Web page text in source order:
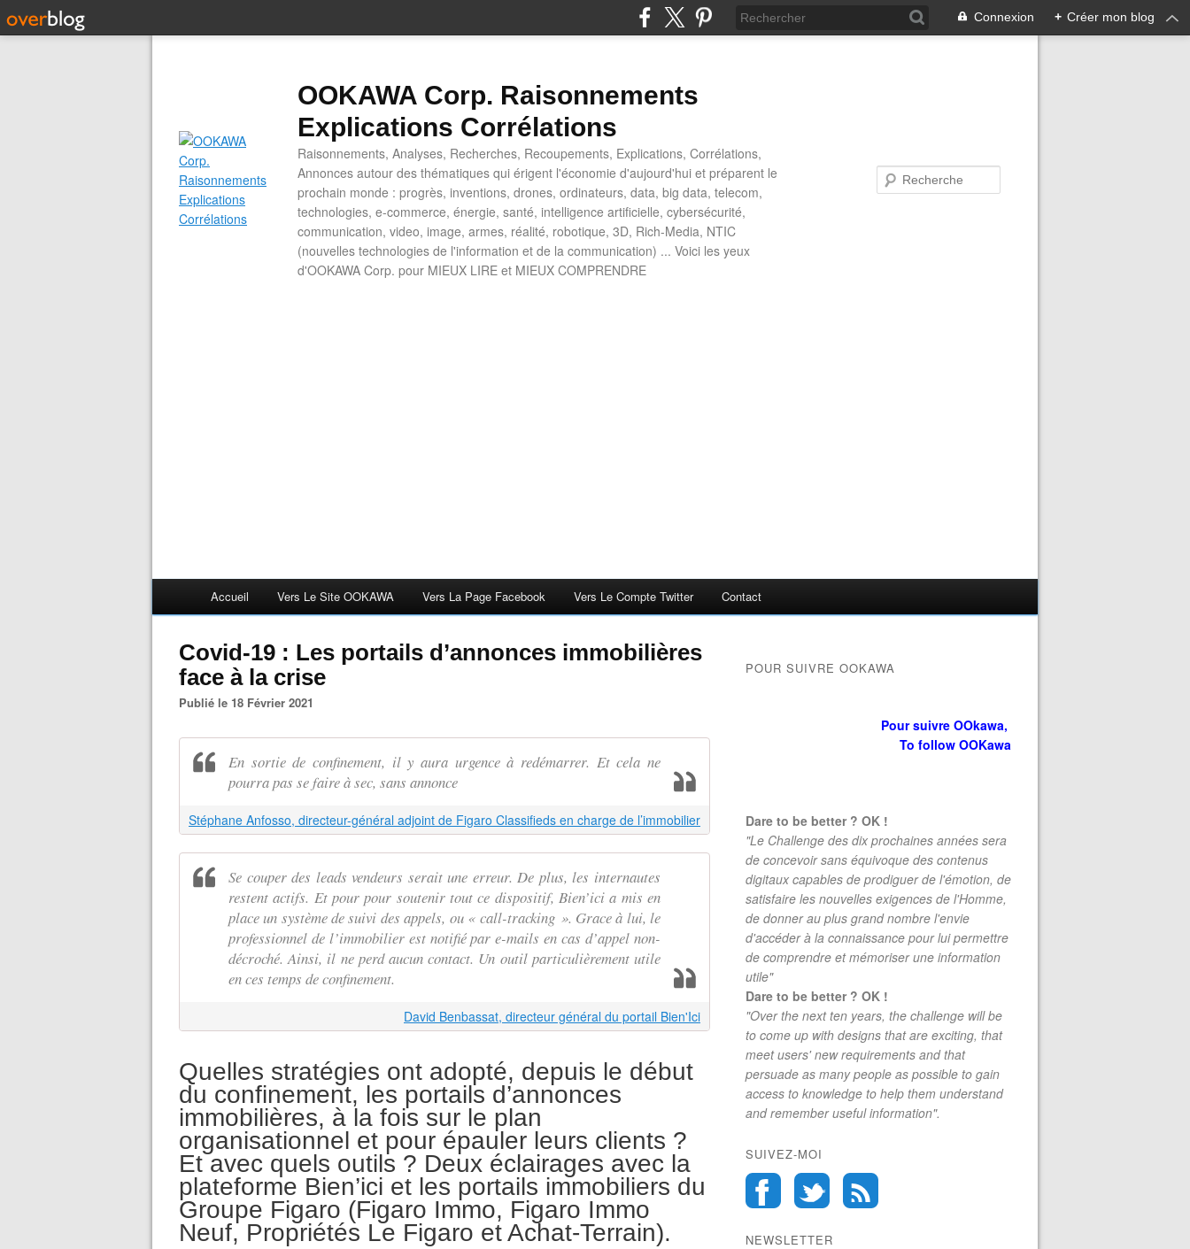
Connexion + Créer mon blog
OOKAWA Corp. Raisonnements
Explications Corrélations
Raisonnements, Analyses, Recherches, Recoupements, Explications, Corrélations,
Annonces autour des thématiques qui érigent l'économie d'aujourd'hui et préparent le
prochain monde : progrès, inventions, drones, ordinateurs, data, big data, telecom,
technologies, e-commerce, énergie, santé, intelligence artificielle, cybersécurité,
communication, video, image, armes, réalité, robotique, 3D, Rich-Media, NTIC
(nouvelles technologies de l'information et de la communication) ... Voici les yeux
d'OOKAWA Corp. pour MIEUX LIRE et MIEUX COMPRENDRE
Accueil Vers Le Site OOKAWA Vers La Page Facebook Vers Le Compte Twitter Contact
Covid-19 : Les portails d’annonces immobilières
face à la crise
Publié le 18 Février 2021
En sortie de confinement, il y aura urgence à redémarrer. Et cela ne
pourra pas se faire à sec, sans annonce
Stéphane Anfosso, directeur-général adjoint de Figaro Classifieds en charge de l’immobilier
Se couper des leads vendeurs serait une erreur. De plus, les internautes
restent actifs. Et pour pour soutenir tout ce dispositif, Bien’ici a mis en
place un système de suivi des appels, ou « call-tracking ». Grace à lui, le
professionnel de l’immobilier est notifié par e-mails en cas d’appel non-
décroché. Ainsi, il ne perd aucun contact. Un outil particulièrement utile
en ces temps de confinement.
David Benbassat, directeur général du portail Bien'Ici
Quelles stratégies ont adopté, depuis le début
du confinement, les portails d’annonces
immobilières, à la fois sur le plan
organisationnel et pour épauler leurs clients ?
Et avec quels outils ? Deux éclairages avec la
plateforme Bien’ici et les portails immobiliers du
Groupe Figaro (Figaro Immo, Figaro Immo
Neuf, Propriétés Le Figaro et Achat-Terrain).
POUR SUIVRE OOKAWA
Pour suivre OOkawa,
To follow OOKawa
Dare to be better ? OK !
"Le Challenge des dix prochaines années sera
de concevoir sans équivoque des contenus
digitaux capables de prodiguer de l'émotion, de
satisfaire les nouvelles exigences de l'Homme,
de donner au plus grand nombre l'envie
d'accéder à la connaissance pour lui permettre
de comprendre et mémoriser une information
utile"
Dare to be better ? OK !
"Over the next ten years, the challenge will be
to come up with designs that are exciting, that
meet users' new requirements and that
persuade as many people as possible to gain
access to knowledge to help them understand
and remember useful information".
SUIVEZ-MOI
NEWSLETTER